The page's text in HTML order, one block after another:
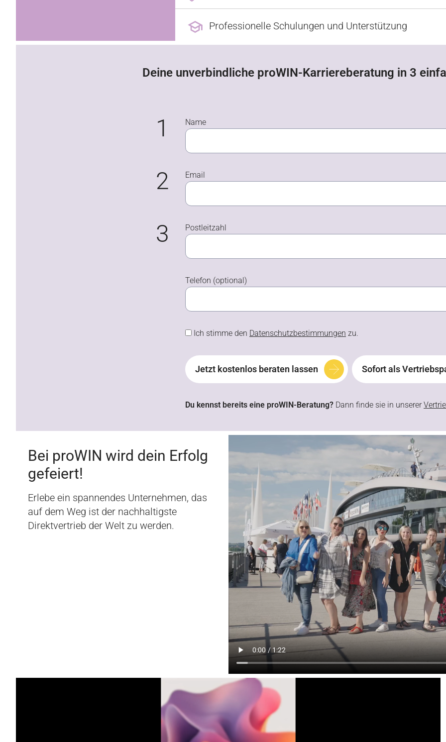
Professionelle Schulungen und Unterstützung
Deine unverbindliche proWIN-Karriereberatung in 3
1 Name
2 Email
3 Postleitzahl
Telefon (optional)
Ich stimme den Datenschutzbestimmungen zu.
Jetzt kostenlos beraten lassen Sofort als
Du kennst bereits eine proWIN-Beratung?Dann finde sie in unserer
Bei proWIN wird dein Erfolg
gefeiert!
Erlebe ein spannendes Unternehmen, das
auf dem Weg ist der nachhaltigste
Direktvertrieb der Welt zu werden.